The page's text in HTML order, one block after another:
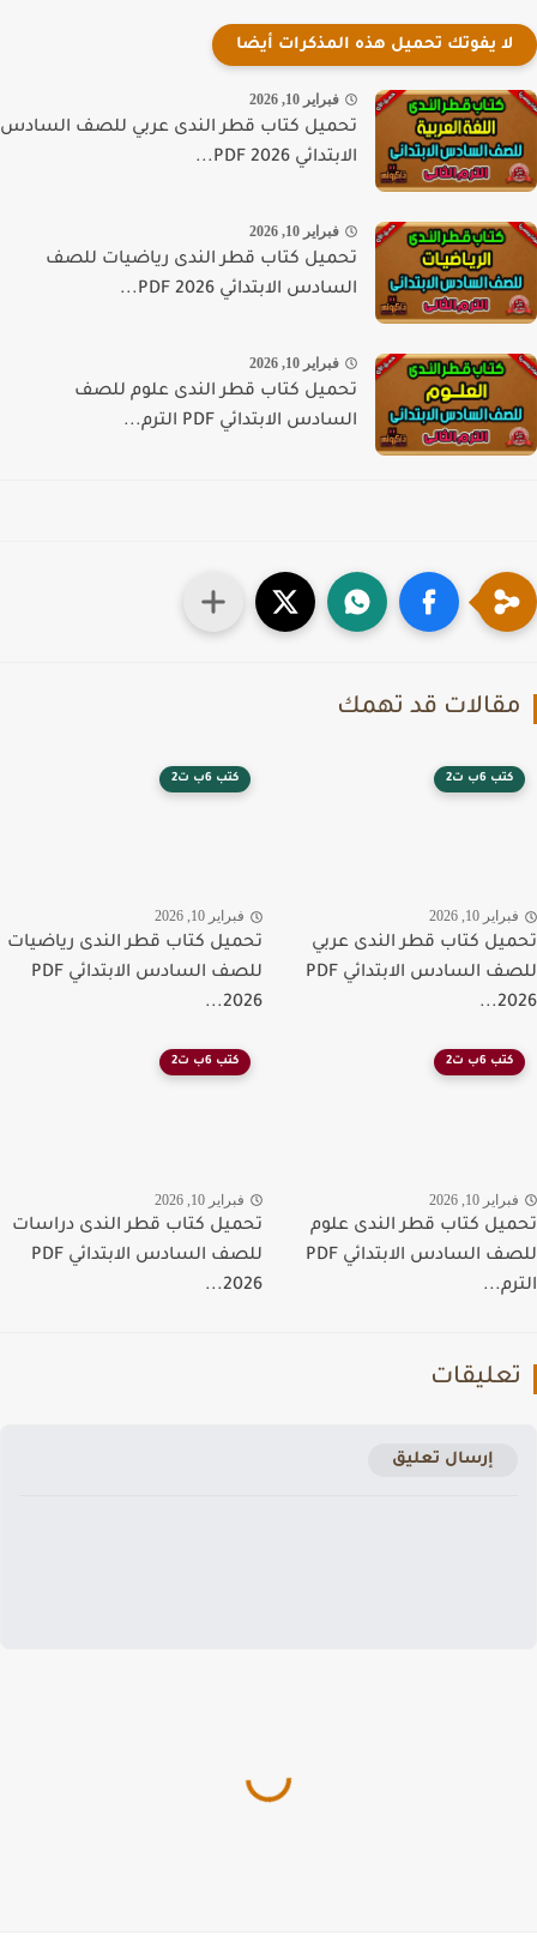
لا يفوتك تحميل هذه المذكرات أيضا
فبراير 10, 2026
تحميل كتاب قطر الندى عربي للصف السادس
الابتدائي PDF 2026...
فبراير 10, 2026
تحميل كتاب قطر الندى رياضيات للصف
السادس الابتدائي PDF 2026...
فبراير 10, 2026
تحميل كتاب قطر الندى علوم للصف
السادس الابتدائي PDF الترم...
قد تهمك
كتب 6ب ت2
10, 2026
كتاب قطر الندى عربي
للصف السادس الابتدائي PDF
كتب 6ب ت2
فبراير 10, 2026
تحميل كتاب قطر الندى رياضيات
للصف السادس الابتدائي PDF
2026...
كتب 6ب ت2
10, 2026
كتاب قطر الندى علوم
للصف السادس الابتدائي PDF
كتب 6ب ت2
فبراير 10, 2026
تحميل كتاب قطر الندى دراسات
للصف السادس الابتدائي PDF
2026...
إرسال تعليق